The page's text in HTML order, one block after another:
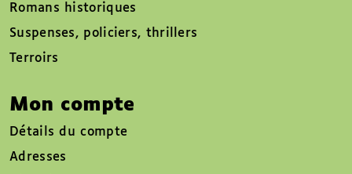
Romans historiques
Suspenses, policiers, thrillers
Terroirs
Mon compte
Détails du compte
Adresses